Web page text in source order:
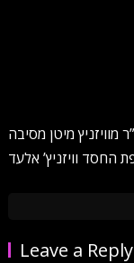
מוויזניץ מיטן מסיבה
החסד וויזניץ’ אלעד
Leave a Reply